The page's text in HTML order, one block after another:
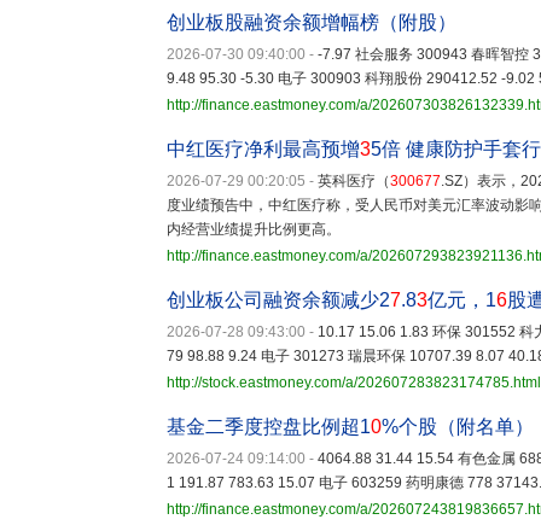
创业板股融资余额增幅榜（附股）
2026-07-30 09:40:00 - -7.97 社会服务 300943 春晖智控
9.48 95.30 -5.30 电子 300903 科翔股份 290412.52 -
http://finance.eastmoney.com/a/
中红医疗净利最高预增35倍 健康防护手套
2026-07-29 00:20:05 - 英科医疗（300677.SZ）表示，
度业绩预告中，中红医疗称，受人民币对美元汇率波动影
内经营业绩提升比例更高。
http://finance.eastmoney.com/a/
创业板公司融资余额减少27.83亿元，16股
2026-07-28 09:43:00 - 10.17 15.06 1.83 环保 301552
79 98.88 9.24 电子 301273 瑞晨环保 10707.39 8.07
http://stock.eastmoney.com/a/202607283823174785.html
基金二季度控盘比例超10%个股（附名单）
2026-07-24 09:14:00 - 4064.88 31.44 15.54 有色金属
1 191.87 783.63 15.07 电子 603259 药明康德 778
http://finance.eastmoney.com/a/